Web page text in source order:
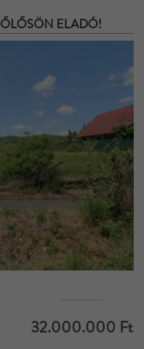
ELADÓ!
32.000.000 Ft